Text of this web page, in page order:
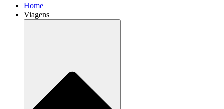
Home
Viagens